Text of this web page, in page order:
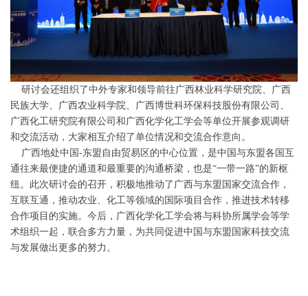
研讨会还组织了中外专家和领导前往广西林业科学研究院、广西
民族大学、广西农业科学院、广西博世科环保科技股份有限公司、
广西化工研究院有限公司和广西化学化工学会等单位开展参观调研
和交流活动，大家相互介绍了单位情况和交流合作意向。
广西地处中国-东盟自由贸易区的中心位置，是中国与东盟各国互
通往来最便捷的通道和最重要的沟通桥梁，也是“一带一路”的新枢
纽。此次研讨会的召开，积极地推动了广西与东盟国家交流合作，
互联互通，推动农业、化工等领域的国际项目合作，推进技术转移
合作项目的实施。今后，广西化学化工学会将与科协所属学会等学
术组织一起，联合多方力量，为共同促进中国与东盟国家科技交流
与发展做出更多的努力。